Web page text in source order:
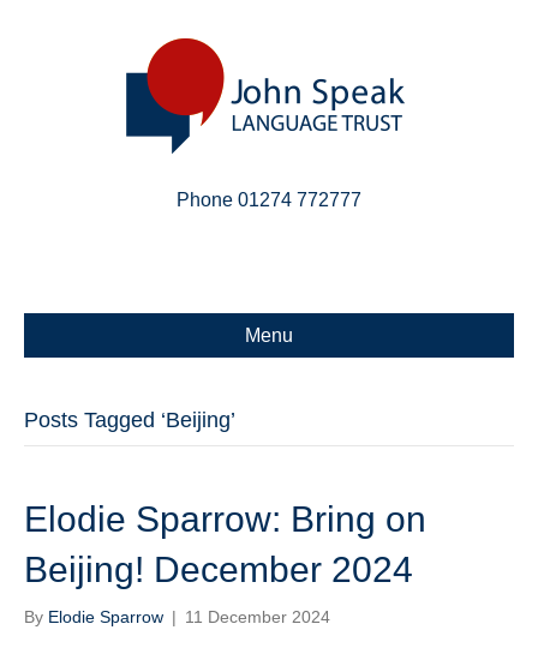
Phone 01274 772777
Menu
Posts Tagged ‘Beijing’
Elodie Sparrow: Bring on
Beijing! December 2024
By Elodie Sparrow | 11 December 2024